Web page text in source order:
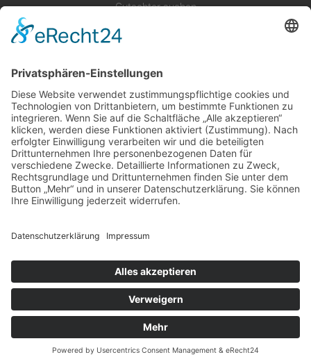
Gutachter suchen
Anfrage
Presse
Partner: Der DGuSV
als Gutachter eintragen
Infos für Suchende
© 2026 | www.deutsche-gutachterauskunft.de | Alle Rechte vorbehalten